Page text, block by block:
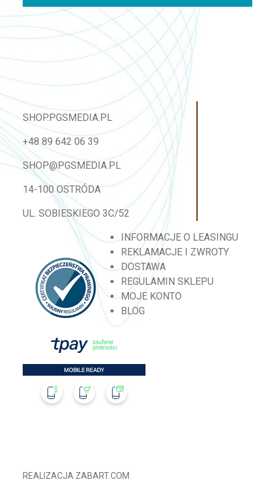
SHOP.PGSMEDIA.PL
+48 89 642 06 39
SHOP@PGSMEDIA.PL
14-100 OSTRÓDA
UL. SOBIESKIEGO 3C/52
INFORMACJE O LEASINGU
REKLAMACJE I ZWROTY
DOSTAWA
REGULAMIN SKLEPU
MOJE KONTO
BLOG
REALIZACJA ZABART.COM